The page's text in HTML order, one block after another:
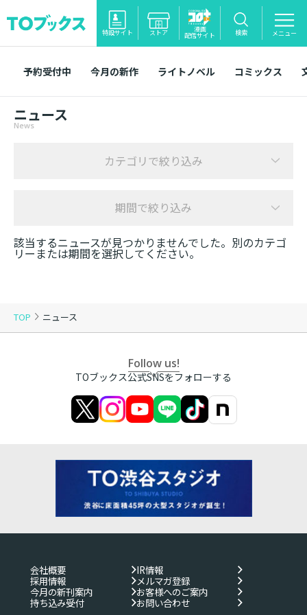
特設サイト ストア 漫画
配信サイト 検索 メニュー
予約受付中 今月の新作 ライトノベル コミックス
TOP ニュース
ニュース
News
カテゴリで絞り込み
期間で絞り込み
該当するニュースが見つかりませんでした。別のカテゴ
リーまたは期間を選択してください。
Follow us!
TOブックス公式SNSをフォローする
会社概要
IR情報
採用情報
メルマガ登録
今月の新刊案内
お客様へのご案内
持ち込み受付
お問い合わせ